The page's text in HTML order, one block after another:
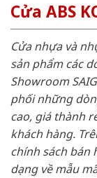
Cửa ABS
Cửa nhựa và
sản phẩm các
Showroom
phối những
cao, giá thành
khách hàng.
chính sách bán
dạng về mẫu